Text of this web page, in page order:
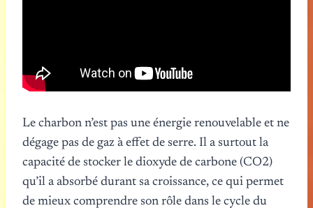
Le charbon n’est pas une énergie renouvelable et ne
dégage pas de gaz à effet de serre. Il a surtout la
capacité de stocker le dioxyde de carbone (CO2)
qu’il a absorbé durant sa croissance, ce qui permet
de mieux comprendre son rôle dans le cycle du